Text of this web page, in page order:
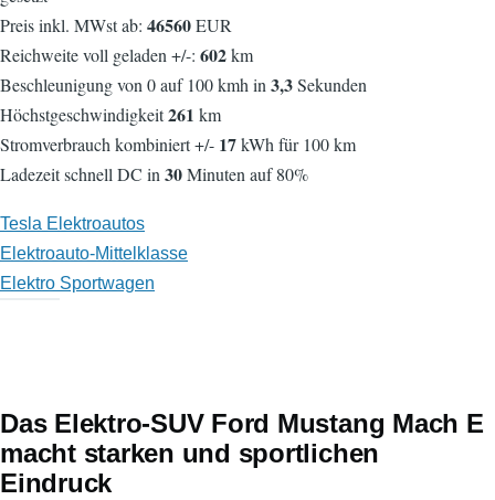
Preis inkl. MWst ab: 46560EUR
Reichweite voll geladen +/-: 602km
Beschleunigung von 0 auf 100 kmh in 3,3Sekunden
Höchstgeschwindigkeit261 km
Stromverbrauch kombiniert +/- 17kWh für 100 km
Ladezeit schnell DC in 30Minuten auf 80%
Tesla Elektroautos
Elektroauto-Mittelklasse
Elektro Sportwagen
Das Elektro-SUV Ford Mustang Mach E
macht starken und sportlichen
Eindruck